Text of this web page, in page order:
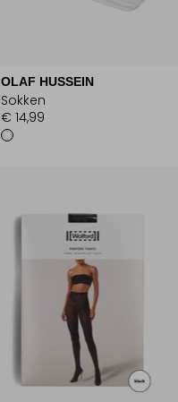
OLAF HUSSEIN
Sokken
€ 14,99